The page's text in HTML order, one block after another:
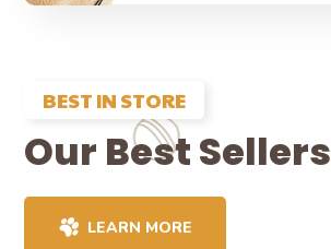
BEST IN STORE
Our Best Sellers
LEARN MORE